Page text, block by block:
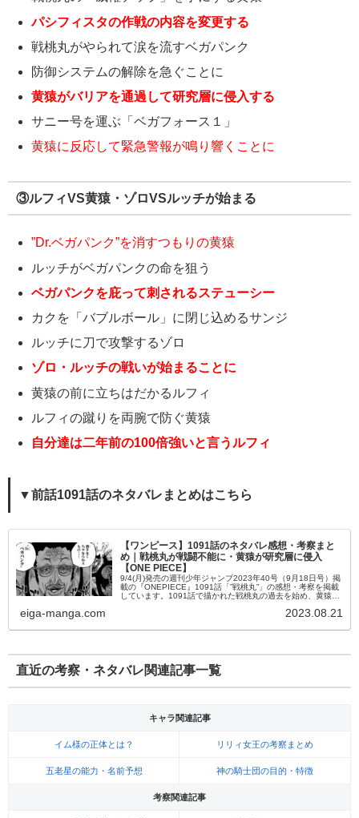
パシフィスタの作戦の内容を変更する
戦桃丸がやられて涙を流すベガパンク
防御システムの解除を急ぐことに
黄猿がバリアを通過して研究層に侵入する
サニー号を運ぶ「ベガフォース１」
黄猿に反応して緊急警報が鳴り響くことに
③ルフィVS黄猿・ゾロVSルッチが始まる
”Dr.ベガパンク”を消すつもりの黄猿
ルッチがベガパンクの命を狙う
ベガパンクを庇って刺されるステューシー
カクを「バブルボール」に閉じ込めるサンジ
ルッチに刀で攻撃するゾロ
ゾロ・ルッチの戦いが始まることに
黄猿の前に立ちはだかるルフィ
ルフィの蹴りを両腕で防ぐ黄猿
自分達は二年前の100倍強いと言うルフィ
▼前話1091話のネタバレまとめはこちら
【ワンピース】1091話のネタバレ感想・考察まと
め｜戦桃丸が戦闘不能に・黄猿が研究層に侵入
【ONE PIECE】
9/4(月)発売の週刊少年ジャンプ2023年40号（9月18日号）掲
載の『ONEPIECE』1091話「”戦桃丸”」の感想・考察を掲載
しています。1091話で描かれた戦桃丸の過去を始め、黄猿と
eiga-manga.com 2023.08.21
直近の考察・ネタバレ関連記事一覧
キャラ関連記事
イム様の正体とは？ リリィ女王の考察まとめ
五老星の能力・名前予想 神の騎士団の目的・特徴
考察関連記事